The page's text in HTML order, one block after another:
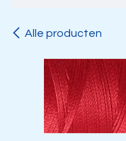
Alle producten